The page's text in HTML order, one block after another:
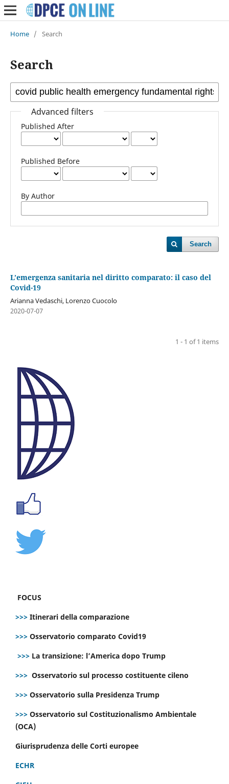
Home / Search
Search
Advanced filters
Published After
Published Before
By Author
Search
L’emergenza sanitaria nel diritto comparato: il caso del
Covid-19
Arianna Vedaschi, Lorenzo Cuocolo
2020-07-07
1 - 1 of 1 items
FOCUS
>>> Itinerari della comparazione
>>> Osservatorio comparato Covid19
>>> La transizione: l’America dopo Trump
>>> Osservatorio sul processo costituente cileno
>>> Osservatorio sulla Presidenza Trump
>>> Osservatorio sul Costituzionalismo Ambientale
(OCA)
Giurisprudenza delle Corti europee
ECHR